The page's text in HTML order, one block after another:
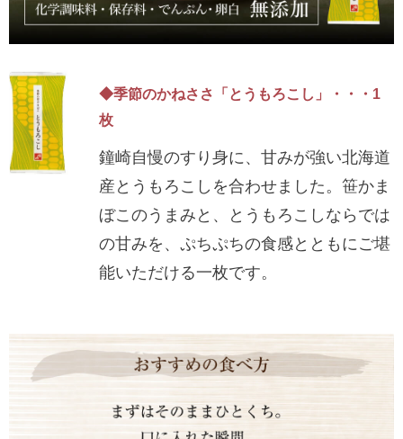
◆季節のかねささ「とうもろこし」・・・1
枚
鐘崎自慢のすり身に、甘みが強い北海道
産とうもろこしを合わせました。笹かま
ぼこのうまみと、とうもろこしならでは
の甘みを、ぷちぷちの食感とともにご堪
能いただける一枚です。